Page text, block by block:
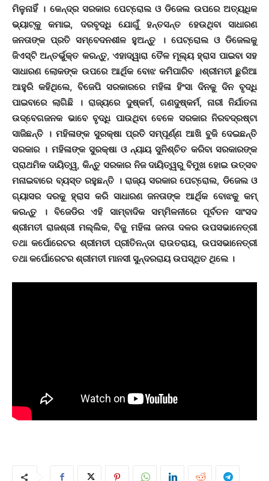
ମିଳୁନାହିଁ । କେନ୍ଦ୍ର ସରକାର ପେଟ୍ରୋଲ ଓ ଡିଜେଲ ଉପରେ ଅତ୍ୟଧିକ
ଭ୍ୟାଟ୍କୁ କମାଇ, ଦରବୃଦ୍ଧି ଯୋଗୁଁ ହନ୍ତସନ୍ତ ହେଉଥିବା ସାଧାରଣ
ଜନତାଙ୍କ ପ୍ରତି ସମ୍ବେଦନଶୀଳ ହୁଅନ୍ତୁ । ପେଟ୍ରୋଲ ଓ ଡିଜେଲକୁ
ଜିଏସ୍ଟି ଅନ୍ତର୍ଭୁକ୍ତ କରନ୍ତୁ, ଏହାଦ୍ୱାରା ତୈଳ ମୂଲ୍ୟ ହ୍ରାସ ପାଇବା ସହ
ସାଧାରଣ ଲୋକଙ୍କ ଉପରେ ଆର୍ଥିକ ବୋଝ କମିପାରିବ ।ଶ୍ରୀମତୀ ଛୁରିଆ
ଆହୁରି କହିଥିଲେ, ବିଜେପି ସରକାରରେ ମହିଳା ହିଂସା ଦିନକୁ ଦିନ ବୃଦ୍ଧି
ପାଇବାରେ ଲାଗିଛି । ରାଜ୍ୟରେ ଦୁଷ୍କର୍ମ, ଗଣଦୁଷ୍କର୍ମ, ନାରୀ ନିର୍ଯାତନା
ଉଦ୍ବେଗଜନକ ଭାବେ ବୃଦ୍ଧି ପାଉଥିବା ବେଳେ ସରକାର ନିରବଦ୍ରଷ୍ଟା
ସାଜିଛନ୍ତି । ମହିଳାଙ୍କ ସୁରକ୍ଷା ପ୍ରତି ସମ୍ପୂର୍ଣ୍ଣ ଆଖି ବୁଜି ଦେଇଛନ୍ତି
ସରକାର । ମହିଳାଙ୍କ ସୁରକ୍ଷା ଓ ନ୍ୟାୟ ସୁନିଶ୍ଚିତ କରିବା ସରକାରଙ୍କ
ପ୍ରାଥମିକ ଦାୟିତ୍ୱ, କିନ୍ତୁ ସରକାର ନିଜ ଦାୟିତ୍ୱରୁ ବିମୁଖ ହୋଇ ଉତ୍ସବ
ମନାଇବାରେ ବ୍ୟସ୍ତ ରହୁଛନ୍ତି । ରାଜ୍ୟ ସରକାର ପେଟ୍ରୋଲ, ଡିଜେଲ ଓ
ଗ୍ୟାସର ଦରକୁ ହ୍ରାସ କରି ସାଧାରଣ ଜନତାଙ୍କ ଆର୍ଥିକ ବୋଝକୁ କମ୍
କରନ୍ତୁ । ବିଜେଡିର ଏହି ସାମ୍ବାଦିକ ସମ୍ମିଳନୀରେ ପୂର୍ବତନ ସାଂସଦ
ଶ୍ରୀମତୀ ରାଜଶ୍ରୀ ମଲ୍ଲିକ, ବିଜୁ ମହିଳା ଜନତା ଦଳର ଉପସଭାନେତ୍ରୀ
ତଥା କର୍ପୋରେଟର ଶ୍ରୀମତୀ ପ୍ରୀତିନନ୍ଦା ରାଉତରାୟ, ଉପସଭାନେତ୍ରୀ
ତଥା କର୍ପୋରେଟର ଶ୍ରୀମତୀ ମାନସୀ ସୁନ୍ଦରରାୟ ଉପସ୍ଥିତ ଥିଲେ ।